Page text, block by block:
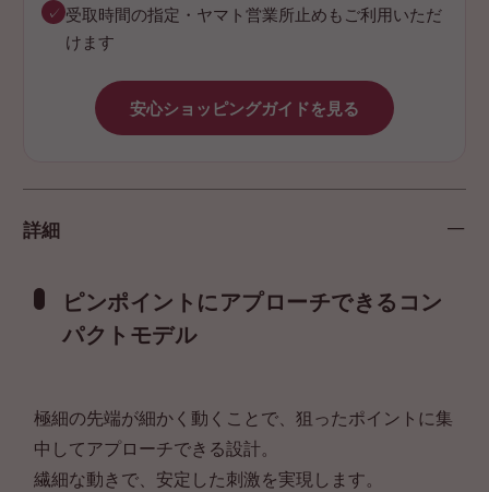
✓ 受取時間の指定・ヤマト営業所止めもご利用いただ
けます
安心ショッピングガイドを見る
詳細
ピンポイントにアプローチできるコン
パクトモデル
極細の先端が細かく動くことで、狙ったポイントに集
中してアプローチできる設計。
繊細な動きで、安定した刺激を実現します。